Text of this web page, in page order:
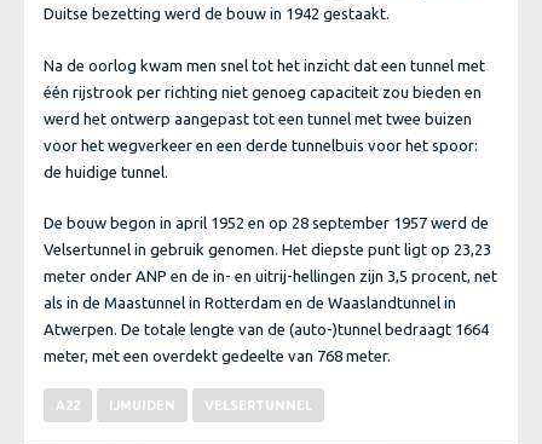
Duitse bezetting werd de bouw in 1942 gestaakt.
Na de oorlog kwam men snel tot het inzicht dat een tunnel met
één rijstrook per richting niet genoeg capaciteit zou bieden en
werd het ontwerp aangepast tot een tunnel met twee buizen
voor het wegverkeer en een derde tunnelbuis voor het spoor:
de huidige tunnel.
De bouw begon in april 1952 en op 28 september 1957 werd de
Velsertunnel in gebruik genomen. Het diepste punt ligt op 23,23
meter onder ANP en de in- en uitrij-hellingen zijn 3,5 procent, net
als in de Maastunnel in Rotterdam en de Waaslandtunnel in
Atwerpen. De totale lengte van de (auto-)tunnel bedraagt 1664
meter, met een overdekt gedeelte van 768 meter.
A22 IJMUIDEN VELSERTUNNEL